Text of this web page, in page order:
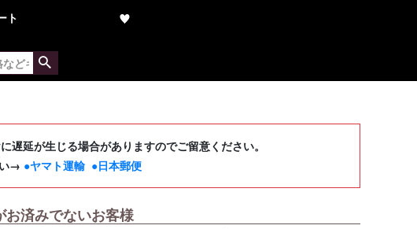
ト
遅延が生じる場合がありますのでご留意ください。
→ ●ヤマト運輸 ●日本郵便
お済みでないお客様